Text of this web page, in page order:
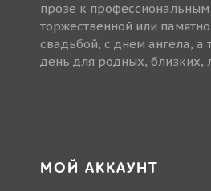
прозе к
торжественной или
свадьбой, с днем ангела,
день для родных, близких,
МОЙ АККАУНТ